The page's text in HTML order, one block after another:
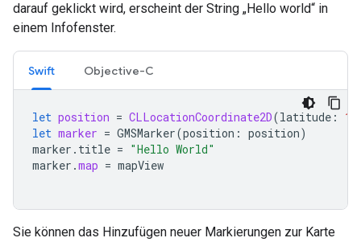
darauf geklickt wird, erscheint der String „Hello world“ in
einem Infofenster.
Swift Objective-C
let position = CLLocationCoordinate2D(latitude : 10
let marker = GMSMarker(position : position)
marker . title = "Hello World"
marker .map = mapView
Sie können das Hinzufügen neuer Markierungen zur Karte